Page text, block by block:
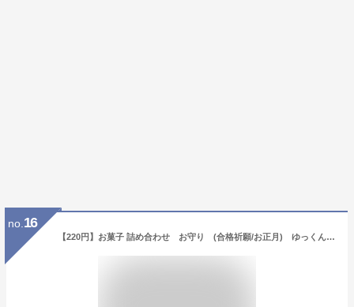
no. 16
【220円】お菓子 詰め合わせ お守り (合格祈願/お正月) ゆっくんにおまかせ 駄菓子セット